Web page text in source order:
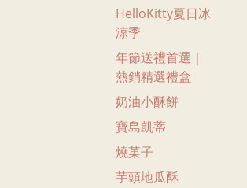
HelloKitty夏日冰
涼季
年節送禮首選｜
熱銷精選禮盒
奶油小酥餅
寶島凱蒂
燒菓子
芋頭地瓜酥